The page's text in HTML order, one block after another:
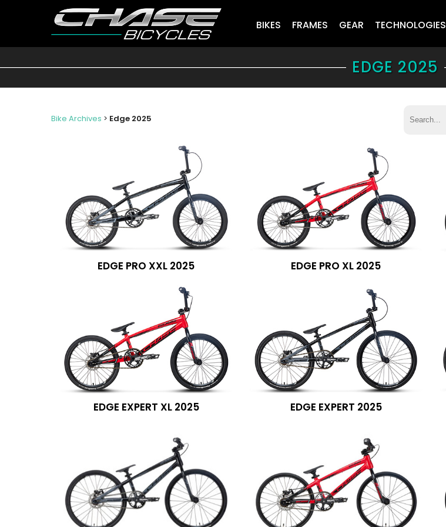
BIKES FRAMES GEAR TECHNOLOGIES
EDGE 2025
Bike Archives > Edge 2025
EDGE PRO XXL 2025 EDGE PRO XL 2025
EDGE EXPERT XL 2025 EDGE EXPERT 2025